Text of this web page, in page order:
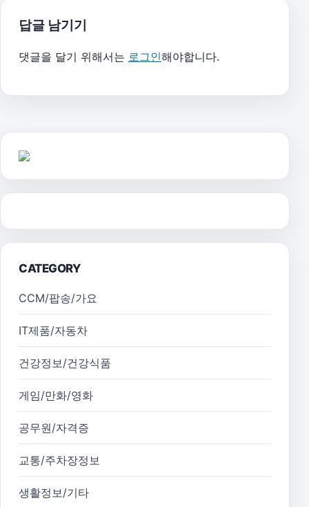
답글 남기기
댓글을 달기 위해서는 로그인해야합니다.
CATEGORY
CCM/팝송/가요
IT제품/자동차
건강정보/건강식품
게임/만화/영화
공무원/자격증
교통/주차장정보
생활정보/기타